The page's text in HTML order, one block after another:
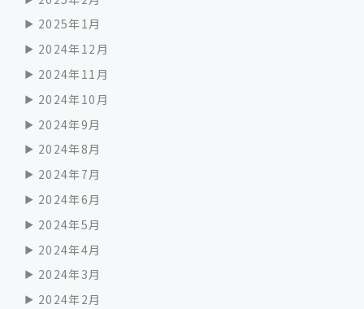
2025年1月
2024年12月
2024年11月
2024年10月
2024年9月
2024年8月
2024年7月
2024年6月
2024年5月
2024年4月
2024年3月
2024年2月